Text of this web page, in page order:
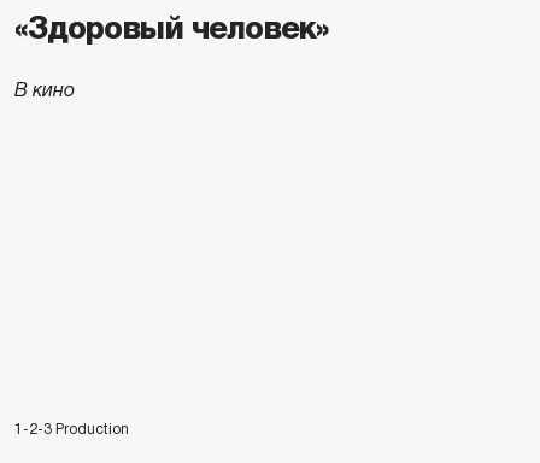
«Здоровый человек»
В кино
1-2-3 Production